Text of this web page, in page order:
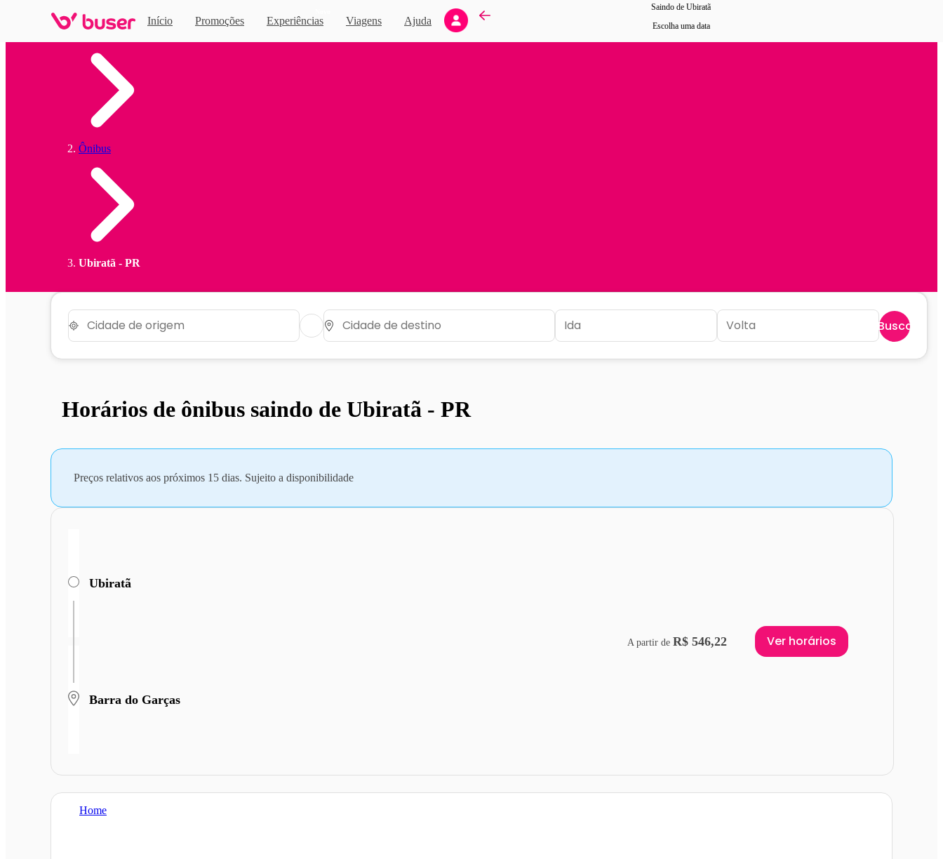
Início Promoções Experiências Viagens Ajuda
Saindo de Ubiratã
Escolha uma data
Ônibus
Ubiratã - PR
Buscar
Horários de ônibus saindo de Ubiratã - PR
Preços relativos aos próximos 15 dias. Sujeito a disponibilidade
Ubiratã
Barra do Garças
A partir de R$ 546,22 Ver horários
Home